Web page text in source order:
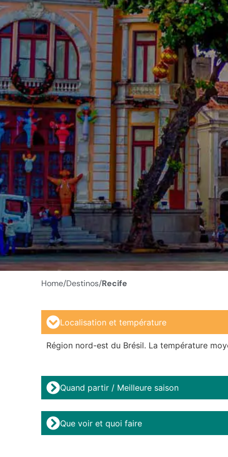
Home/Destinos/Recife
Localisation et température
Région nord-est du Brésil. La température
Quand partir / Meilleure saison
Que voir et quoi faire